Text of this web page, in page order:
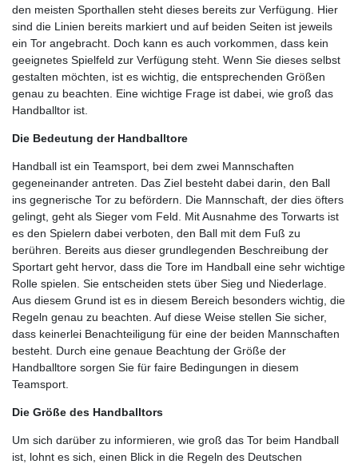
den meisten Sporthallen steht dieses bereits zur Verfügung. Hier
sind die Linien bereits markiert und auf beiden Seiten ist jeweils
ein Tor angebracht. Doch kann es auch vorkommen, dass kein
geeignetes Spielfeld zur Verfügung steht. Wenn Sie dieses selbst
gestalten möchten, ist es wichtig, die entsprechenden Größen
genau zu beachten. Eine wichtige Frage ist dabei, wie groß das
Handballtor ist.
Die Bedeutung der Handballtore
Handball ist ein Teamsport, bei dem zwei Mannschaften
gegeneinander antreten. Das Ziel besteht dabei darin, den Ball
ins gegnerische Tor zu befördern. Die Mannschaft, der dies öfters
gelingt, geht als Sieger vom Feld. Mit Ausnahme des Torwarts ist
es den Spielern dabei verboten, den Ball mit dem Fuß zu
berühren. Bereits aus dieser grundlegenden Beschreibung der
Sportart geht hervor, dass die Tore im Handball eine sehr wichtige
Rolle spielen. Sie entscheiden stets über Sieg und Niederlage.
Aus diesem Grund ist es in diesem Bereich besonders wichtig, die
Regeln genau zu beachten. Auf diese Weise stellen Sie sicher,
dass keinerlei Benachteiligung für eine der beiden Mannschaften
besteht. Durch eine genaue Beachtung der Größe der
Handballtore sorgen Sie für faire Bedingungen in diesem
Teamsport.
Die Größe des Handballtors
Um sich darüber zu informieren, wie groß das Tor beim Handball
ist, lohnt es sich, einen Blick in die Regeln des Deutschen